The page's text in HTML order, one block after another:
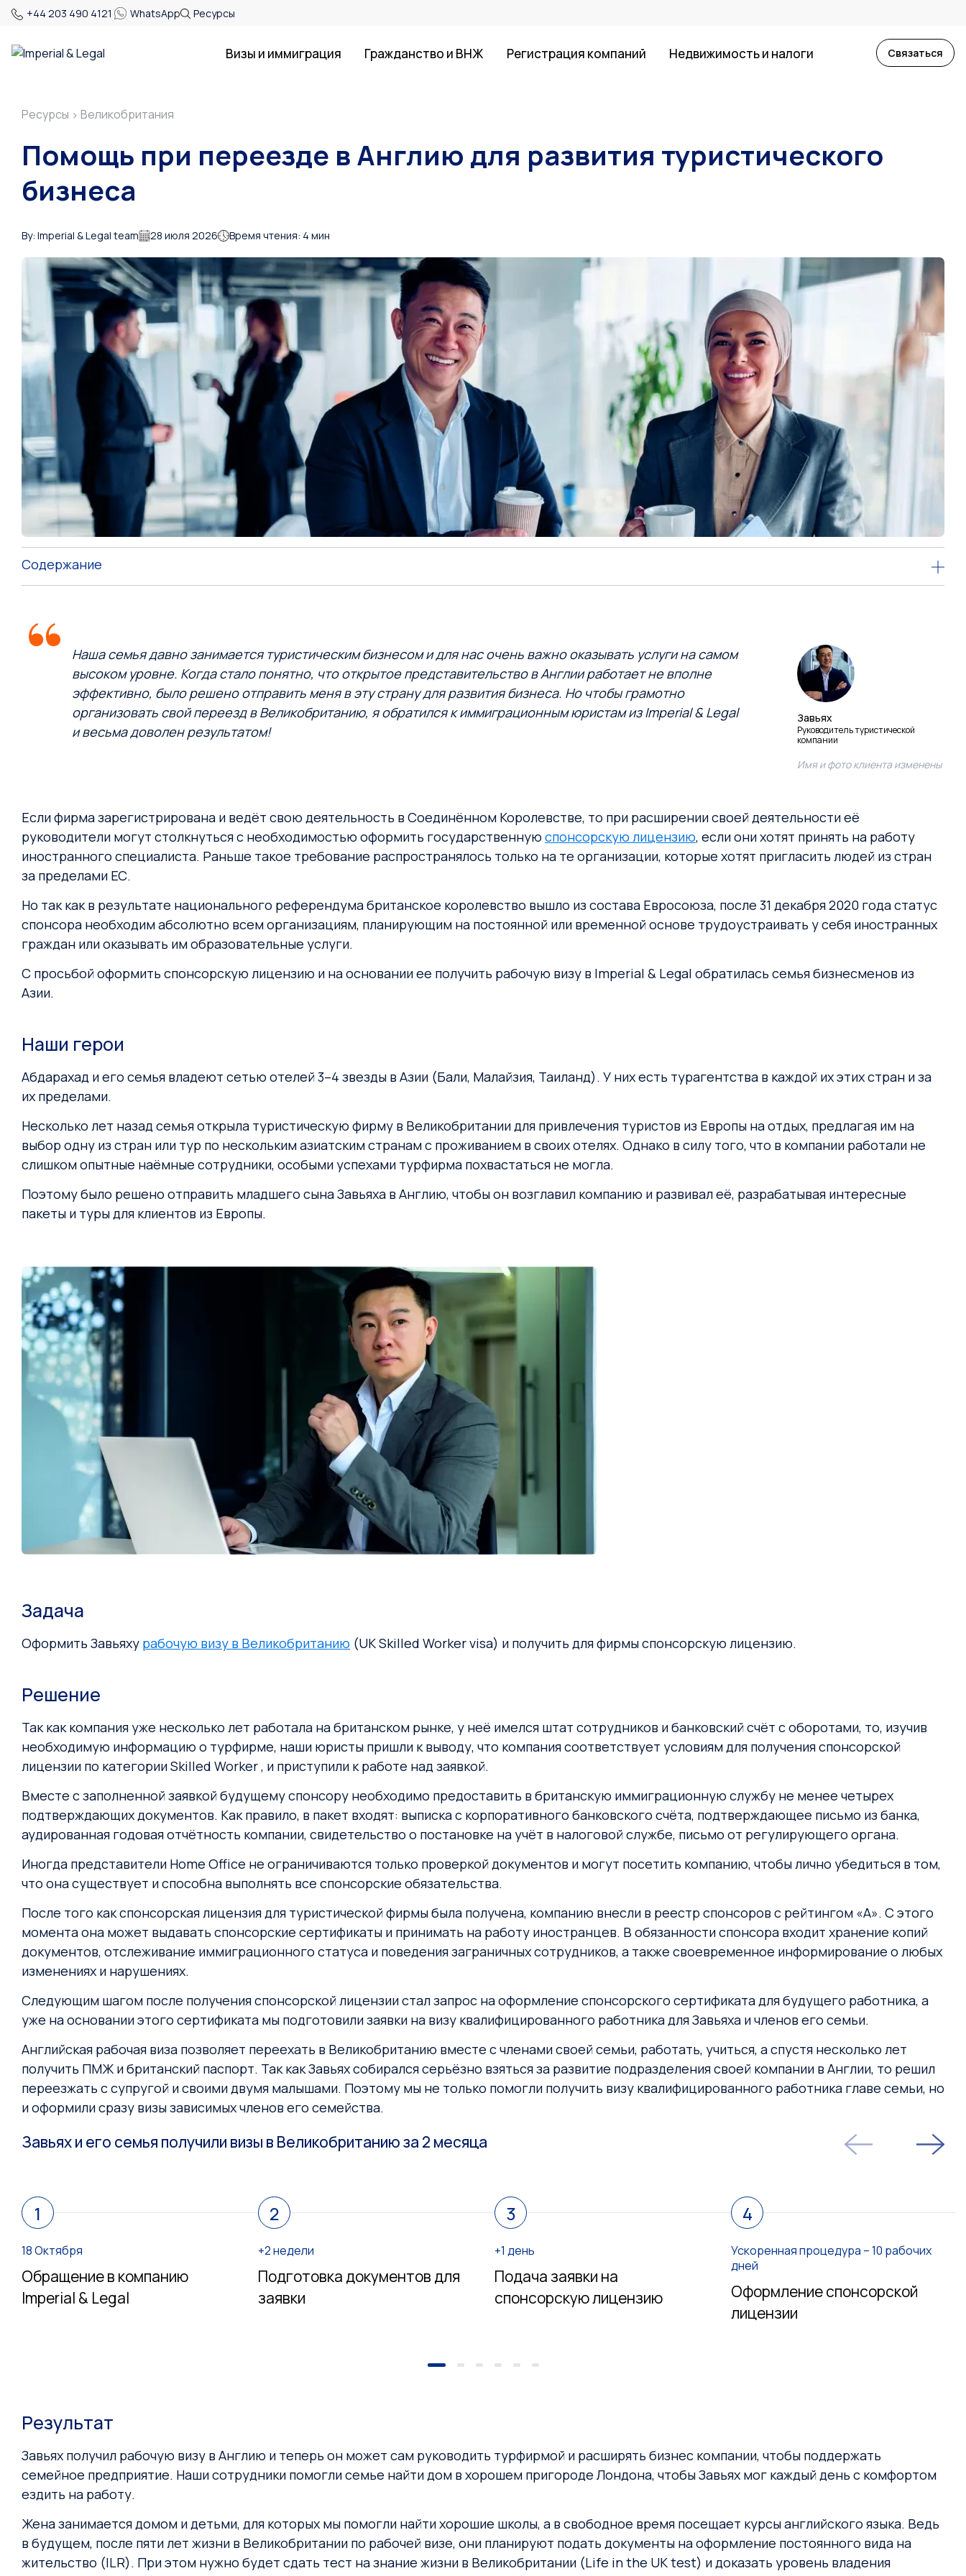
+44 203 490 4121 WhatsApp Ресурсы
Визы и иммиграция Гражданство и ВНЖ Регистрация компаний Недвижимость и налоги Связаться
Ресурсы > Великобритания
Помощь при переезде в Англию для развития туристического
бизнеса
By: Imperial & Legal team 28 июля 2026 Время чтения: 4 мин
Содержание
Наша семья давно занимается туристическим бизнесом и для нас очень важно оказывать услуги на самом
высоком уровне. Когда стало понятно, что открытое представительство в Англии работает не вполне
эффективно, было решено отправить меня в эту страну для развития бизнеса. Но чтобы грамотно
организовать свой переезд в Великобританию, я обратился к иммиграционным юристам из Imperial & Legal
и весьма доволен результатом!
Завьях
Руководитель туристической
компании
Имя и фото клиента изменены
Если фирма зарегистрирована и ведёт свою деятельность в Соединённом Королевстве, то при расширении своей деятельности её
руководители могут столкнуться с необходимостью оформить государственную спонсорскую лицензию, если они хотят принять на работу
иностранного специалиста. Раньше такое требование распространялось только на те организации, которые хотят пригласить людей из стран
за пределами ЕС.
Но так как в результате национального референдума британское королевство вышло из состава Евросоюза, после 31 декабря 2020 года статус
спонсора необходим абсолютно всем организациям, планирующим на постоянной или временной основе трудоустраивать у себя иностранных
граждан или оказывать им образовательные услуги.
С просьбой оформить спонсорскую лицензию и на основании ее получить рабочую визу в Imperial & Legal обратилась семья бизнесменов из
Азии.
Наши герои
Абдарахад и его семья владеют сетью отелей 3–4 звезды в Азии (Бали, Малайзия, Таиланд). У них есть турагентства в каждой их этих стран и за
их пределами.
Несколько лет назад семья открыла туристическую фирму в Великобритании для привлечения туристов из Европы на отдых, предлагая им на
выбор одну из стран или тур по нескольким азиатским странам с проживанием в своих отелях. Однако в силу того, что в компании работали не
слишком опытные наёмные сотрудники, особыми успехами турфирма похвастаться не могла.
Поэтому было решено отправить младшего сына Завьяха в Англию, чтобы он возглавил компанию и развивал её, разрабатывая интересные
пакеты и туры для клиентов из Европы.
Задача
Оформить Завьяху рабочую визу в Великобританию (UK Skilled Worker visa) и получить для фирмы спонсорскую лицензию.
Решение
Так как компания уже несколько лет работала на британском рынке, у неё имелся штат сотрудников и банковский счёт с оборотами, то, изучив
необходимую информацию о турфирме, наши юристы пришли к выводу, что компания соответствует условиям для получения спонсорской
лицензии по категории Skilled Worker , и приступили к работе над заявкой.
Вместе с заполненной заявкой будущему спонсору необходимо предоставить в британскую иммиграционную службу не менее четырех
подтверждающих документов. Как правило, в пакет входят: выписка с корпоративного банковского счёта, подтверждающее письмо из банка,
аудированная годовая отчётность компании, свидетельство о постановке на учёт в налоговой службе, письмо от регулирующего органа.
Иногда представители Home Office не ограничиваются только проверкой документов и могут посетить компанию, чтобы лично убедиться в том,
что она существует и способна выполнять все спонсорские обязательства.
После того как спонсорская лицензия для туристической фирмы была получена, компанию внесли в реестр спонсоров с рейтингом «А». С этого
момента она может выдавать спонсорские сертификаты и принимать на работу иностранцев. В обязанности спонсора входит хранение копий
документов, отслеживание иммиграционного статуса и поведения заграничных сотрудников, а также своевременное информирование о любых
изменениях и нарушениях.
Следующим шагом после получения спонсорской лицензии стал запрос на оформление спонсорского сертификата для будущего работника, а
уже на основании этого сертификата мы подготовили заявки на визу квалифицированного работника для Завьяха и членов его семьи.
Английская рабочая виза позволяет переехать в Великобританию вместе с членами своей семьи, работать, учиться, а спустя несколько лет
получить ПМЖ и британский паспорт. Так как Завьях собирался серьёзно взяться за развитие подразделения своей компании в Англии, то решил
переезжать с супругой и своими двумя малышами. Поэтому мы не только помогли получить визу квалифицированного работника главе семьи, но
и оформили сразу визы зависимых членов его семейства.
Завьях и его семья получили визы в Великобританию за 2 месяца
1
18 Октября
Обращение в компанию
Imperial & Legal
2
+2 недели
Подготовка документов для
заявки
3
+1 день
Подача заявки на
спонсорскую лицензию
4
Ускоренная процедура – 10 рабочих
дней
Оформление спонсорской
лицензии
Результат
Завьях получил рабочую визу в Англию и теперь он может сам руководить турфирмой и расширять бизнес компании, чтобы поддержать
семейное предприятие. Наши сотрудники помогли семье найти дом в хорошем пригороде Лондона, чтобы Завьях мог каждый день с комфортом
ездить на работу.
Жена занимается домом и детьми, для которых мы помогли найти хорошие школы, а в свободное время посещает курсы английского языка. Ведь
в будущем, после пяти лет жизни в Великобритании по рабочей визе, они планируют подать документы на оформление постоянного вида на
жительство (ILR). При этом нужно будет сдать тест на знание жизни в Великобритании (Life in the UK test) и доказать уровень владения